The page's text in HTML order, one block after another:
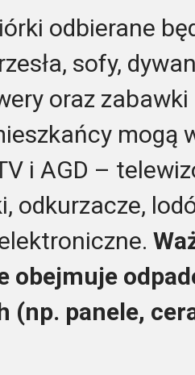
odbierane
sofy,
oraz
mogą
i AGD –
odkurzacze,
obejmuje
(np. panele,